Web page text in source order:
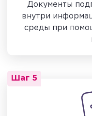
Документы
внутри
среды при
Шаг 5